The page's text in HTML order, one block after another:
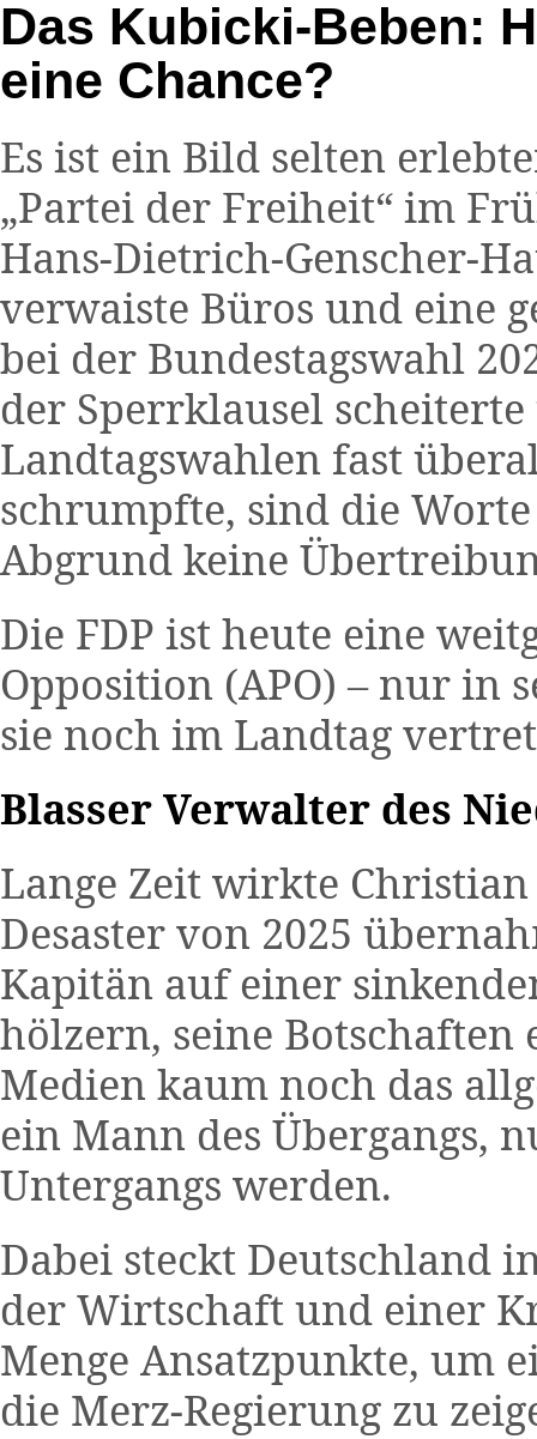
Das Kubicki-Beben:
eine Chance?
Es ist ein Bild selten
„Partei der Freiheit“ im
Hans-Dietrich-Genscher-
verwaiste Büros und eine
bei der Bundestagswahl
der Sperrklausel
Landtagswahlen fast
schrumpfte, sind die
Abgrund keine
Die FDP ist heute eine
Opposition (APO) – nur in
sie noch im Landtag
Blasser Verwalter des
Lange Zeit wirkte
Desaster von 2025
Kapitän auf einer
hölzern, seine
Medien kaum noch das
ein Mann des Übergangs,
Untergangs werden.
Dabei steckt Deutschland
der Wirtschaft und einer
Menge Ansatzpunkte, um
die Merz-Regierung zu